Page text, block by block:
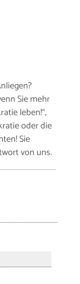
Sie mehr
leben!“,
oder die
Sie
von uns.